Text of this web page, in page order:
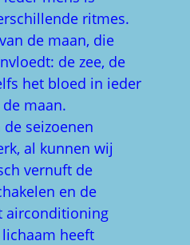
ritmes.
de maan, die
de zee, de
het bloed in ieder
maan.
seizoenen
al kunnen wij
vernuft de
en de
airconditioning
heeft